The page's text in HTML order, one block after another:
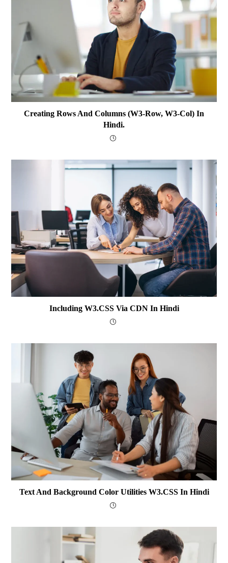
Creating Rows And Columns (w3-Row, W3-Col) In
Hindi.
Including W3.CSS Via CDN In Hindi
Text And Background Color Utilities W3.CSS In Hindi